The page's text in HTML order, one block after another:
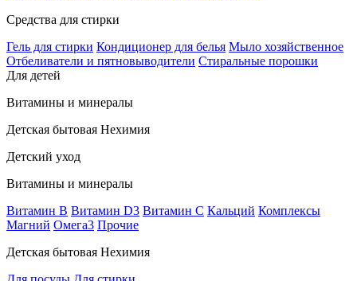
Средства для стирки
Гель для стирки Кондиционер для белья Мыло хозяйственное
Отбеливатели и пятновыводители Стиральные порошки
Для детей
Витамины и минералы
Детская бытовая Нехимия
Детский уход
Витамины и минералы
Витамин В Витамин D3 Витамин С Кальций Комплексы
Магний Омега3 Прочие
Детская бытовая Нехимия